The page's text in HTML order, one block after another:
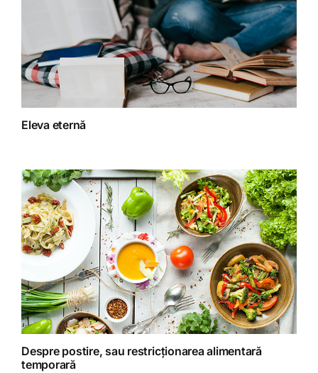
Fără categorie
Fitoterapie
Homeopatie
Retete fructariene
Retete preparate
Retete Raw (nepreparate termic)
Eleva eternă
Despre postire, sau restricționarea alimentară
temporară